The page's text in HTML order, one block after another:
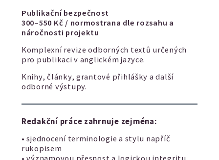
Publikační bezpečnost
300–550 Kč / normostrana dle rozsahu a
náročnosti projektu
Komplexní revize odborných textů určených
pro publikaci v anglickém jazyce.
Knihy, články, grantové přihlášky a další
odborné výstupy.
Redakční práce zahrnuje zejména:
• sjednocení terminologie a stylu napříč
rukopisem